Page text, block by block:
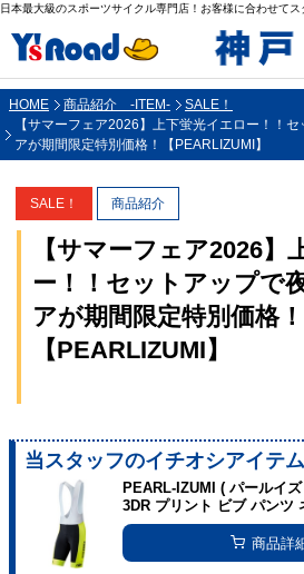
日本最大級のスポーツサイクル専門店！お客様に合わせてス
HOME 商品紹介 -ITEM-
SALE！
【サマーフェア2026】上下蛍光イエロー！！
アが期間限定特別価格！【PEARLIZUMI】
SALE！ 商品紹介
【サマーフェア2026】
ー！！セットアップで
アが期間限定特別価格！
【PEARLIZUMI】
当スタッフのイチオシアイテム
PEARL-IZUMI ( パールイ
3DR プリント ビブ パンツ
商品詳